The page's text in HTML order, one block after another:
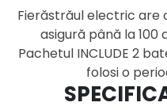
Fierăstrăul electric are
asigură până la
Pachetul INCLUDE 2
folosi o